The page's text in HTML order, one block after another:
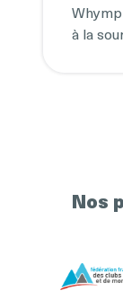
à la
Nos